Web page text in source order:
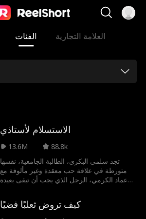
الفئات العلامة التجارية
الاستسلام لأستاذي
13.6M
88.8k
تجد سلمى البكري، الطالبة الجامعية، نفسها
متورطة في علاقة حب معقدة وغير مألوفة مع
عماد الكرمي، الرجل الذي يجب أن تبقى بعيدة
في الوقت ذاته أستاذها الجامعي. وبينما تكافح
سلمى للتكيف مع بيئة جامعية شديدة المنافسة
ومع التحديات التي تواجهها داخل أسرتها المفككة،
كيف تروض ثعلبًا فضيًا